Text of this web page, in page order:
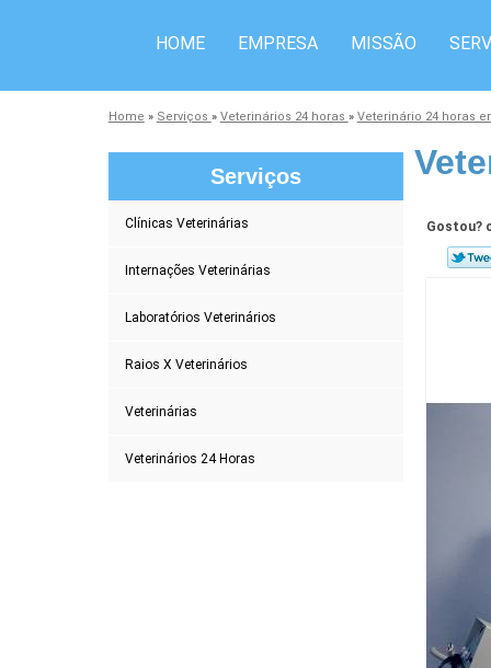
HOME EMPRESA MISSÃO
Home » Serviços » Veterinários 24 horas » Veterinário 24 horas
Serviços
Clínicas Veterinárias
Internações Veterinárias
Laboratórios Veterinários
Raios X Veterinários
Veterinárias
Veterinários 24 Horas
Gostou?